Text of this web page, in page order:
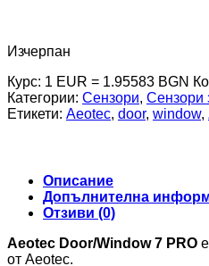
Изчерпан
Курс: 1 EUR = 1.95583 BGN
Категории: Сензори, Сензори
Етикети: Aeotec, door, window,
Описание
Допълнителна
Отзиви (0)
Aeotec Door/Window 7 PRO
от Aeotec.